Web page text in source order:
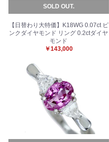
SOLD OUT.
【日替わり大特価】K18WG 0.07ct ピ
ンクダイヤモンド リング 0.2ctダイヤ
モンド
￥143,000